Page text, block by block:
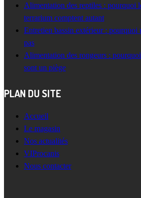
Alimentation des reptiles : pourquoi
terrarium comptent autant
Entretien bassin extérieur : pourquoi
pas
Alimentation des rongeurs :
sont un piège
PLAN DU SITE
Accueil
Le magasin
Nos actualités
VIProcanis
Nous contacter